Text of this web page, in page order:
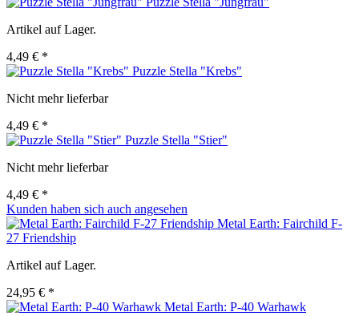
Artikel auf Lager.
4,49 € *
Puzzle Stella "Krebs"
Nicht mehr lieferbar
4,49 € *
Puzzle Stella "Stier"
Nicht mehr lieferbar
4,49 € *
Kunden haben sich auch angesehen
Metal Earth: Fairchild F-
27 Friendship
Artikel auf Lager.
24,95 € *
Metal Earth: P-40 Warhawk